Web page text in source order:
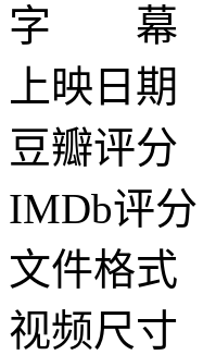
字 幕
上映日期
豆瓣评分
IMDb评分
文件格式
视频尺寸